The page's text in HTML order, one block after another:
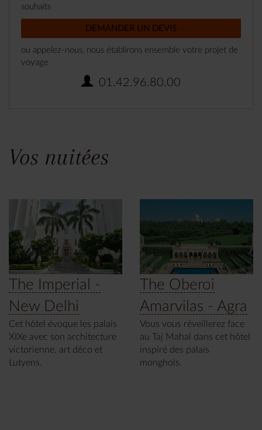
souhaits
DEMANDER UN DEVIS
ou appelez-nous, nous établirons ensemble votre projet de
voyage
01.42.96.80.00
Vos nuitées
The Imperial -
New Delhi
Cet hôtel évoque les palais
XIXe avec son architecture
victorienne, art déco et
Lutyens.
The Oberoi
Amarvilas - Agra
Vous vous réveillerez face
au Taj Mahal dans cet hôtel
inspiré des palais
monghols.